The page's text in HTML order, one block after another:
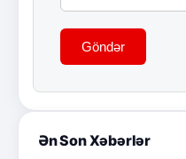
Göndər
Ən Son Xəbərlər